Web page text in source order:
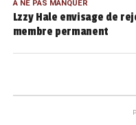
À NE PAS MANQUER
Lzzy Hale envisage de
membre permanent